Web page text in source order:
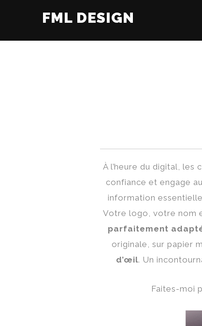
FML DESIGN
À l’heure du digital, les
confiance et engage
information
Votre logo, votre nom
parfaitement
originale, sur papier
d’œil. Un
Faites-moi